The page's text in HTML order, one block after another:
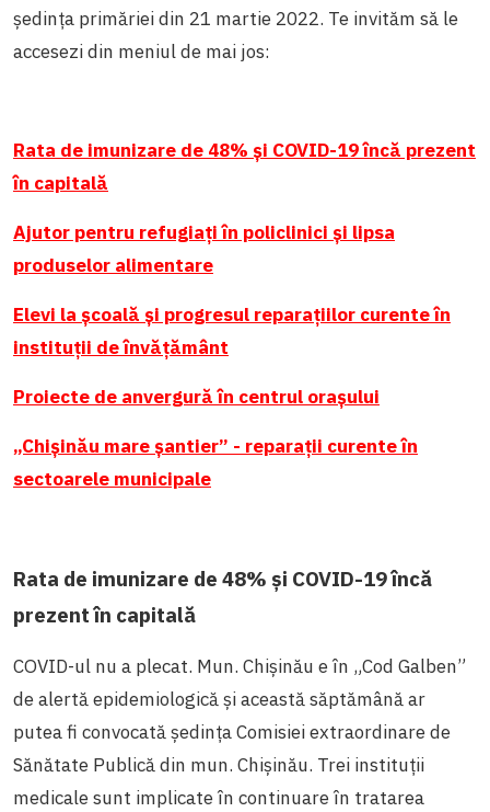
ședința primăriei din 21 martie 2022. Te invităm să le
accesezi din meniul de mai jos:
Rata de imunizare de 48% și COVID-19 încă prezent
în capitală
Ajutor pentru refugiați în policlinici și lipsa
produselor alimentare
Elevi la școală și progresul reparațiilor curente în
instituții de învățământ
Proiecte de anvergură în centrul orașului
„Chișinău mare șantier” - reparații curente în
sectoarele municipale
Rata de imunizare de 48% și COVID-19 încă
prezent în capitală
COVID-ul nu a plecat. Mun. Chișinău e în „Cod Galben”
de alertă epidemiologică și această săptămână ar
putea fi convocată ședința Comisiei extraordinare de
Sănătate Publică din mun. Chișinău. Trei instituții
medicale sunt implicate în continuare în tratarea